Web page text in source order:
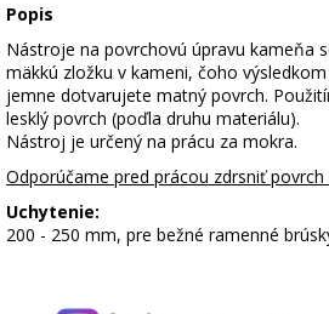
Popis
Nástroje na povrchovú úpravu kameňa
mäkkú zložku v kameni, čoho
jemne dotvarujete matný povrch.
lesklý povrch (poďla druhu materiálu).
Nástroj je určený na prácu za mokra.
Odporúčame pred prácou zdrsniť
Uchytenie:
200 - 250 mm, pre bežné ramenné